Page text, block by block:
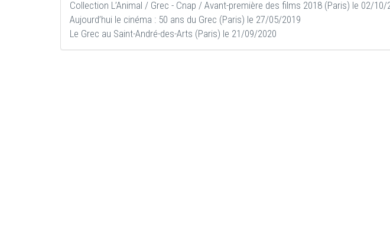
Collection L’Animal / Grec - Cnap / Avant-première des films 2018 (Paris) le 02/10/
Aujourd’hui le cinéma : 50 ans du Grec (Paris) le 27/05/2019
Le Grec au Saint-André-des-Arts (Paris) le 21/09/2020